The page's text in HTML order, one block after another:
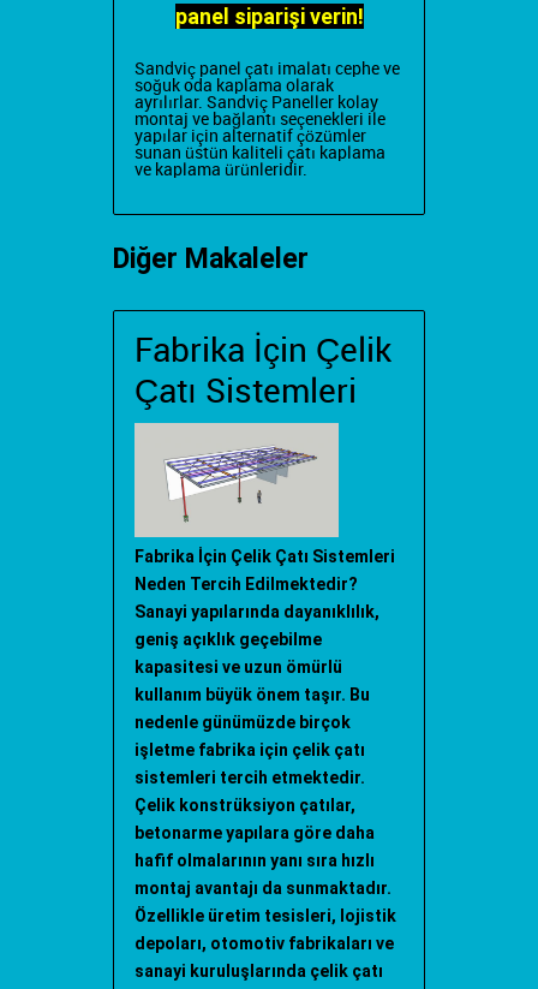
panel siparişi verin!
Sandviç panel çatı imalatı cephe ve
soğuk oda kaplama olarak
ayrılırlar. Sandviç Paneller kolay
montaj ve bağlantı seçenekleri ile
yapılar için alternatif çözümler
sunan üstün kaliteli çatı kaplama
ve kaplama ürünleridir.
Diğer Makaleler
Fabrika İçin Çelik
Çatı Sistemleri
Fabrika İçin Çelik Çatı Sistemleri
Neden Tercih Edilmektedir?
Sanayi yapılarında dayanıklılık,
geniş açıklık geçebilme
kapasitesi ve uzun ömürlü
kullanım büyük önem taşır. Bu
nedenle günümüzde birçok
işletme fabrika için çelik çatı
sistemleri tercih etmektedir.
Çelik konstrüksiyon çatılar,
betonarme yapılara göre daha
hafif olmalarının yanı sıra hızlı
montaj avantajı da sunmaktadır.
Özellikle üretim tesisleri, lojistik
depoları, otomotiv fabrikaları ve
sanayi kuruluşlarında çelik çatı